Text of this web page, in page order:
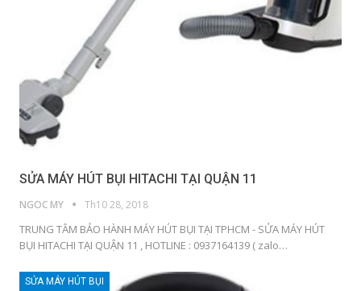
SỬA MÁY HÚT BỤI HITACHI TẠI QUẬN 11
NGOC MY Th10 28, 2018
TRUNG TÂM BẢO HÀNH MÁY HÚT BỤI TẠI TPHCM - SỬA MÁY HÚT
BỤI HITACHI TẠI QUẬN 11 , HOTLINE : 0937164139 ( zalo…
SỬA MÁY HÚT BỤI